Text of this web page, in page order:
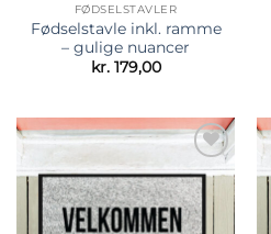
FØDSELSTAVLER
Fødselstavle inkl. ramme
– gulige nuancer
kr.179,00
Tilføj til
ønskeliste